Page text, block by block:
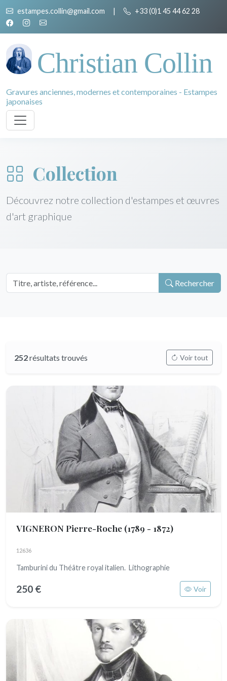
estampes.collin@gmail.com | +33 (0)1 45 44 62 28
Christian Collin
Gravures anciennes, modernes et contemporaines - Estampes
japonaises
Collection
Découvrez notre collection d'estampes et œuvres
d'art graphique
Rechercher
252résultats trouvés Voir tout
VIGNERON Pierre-Roche (1789 - 1872)
12636
Tamburini du Théâtre royal italien. Lithographie
250 € Voir